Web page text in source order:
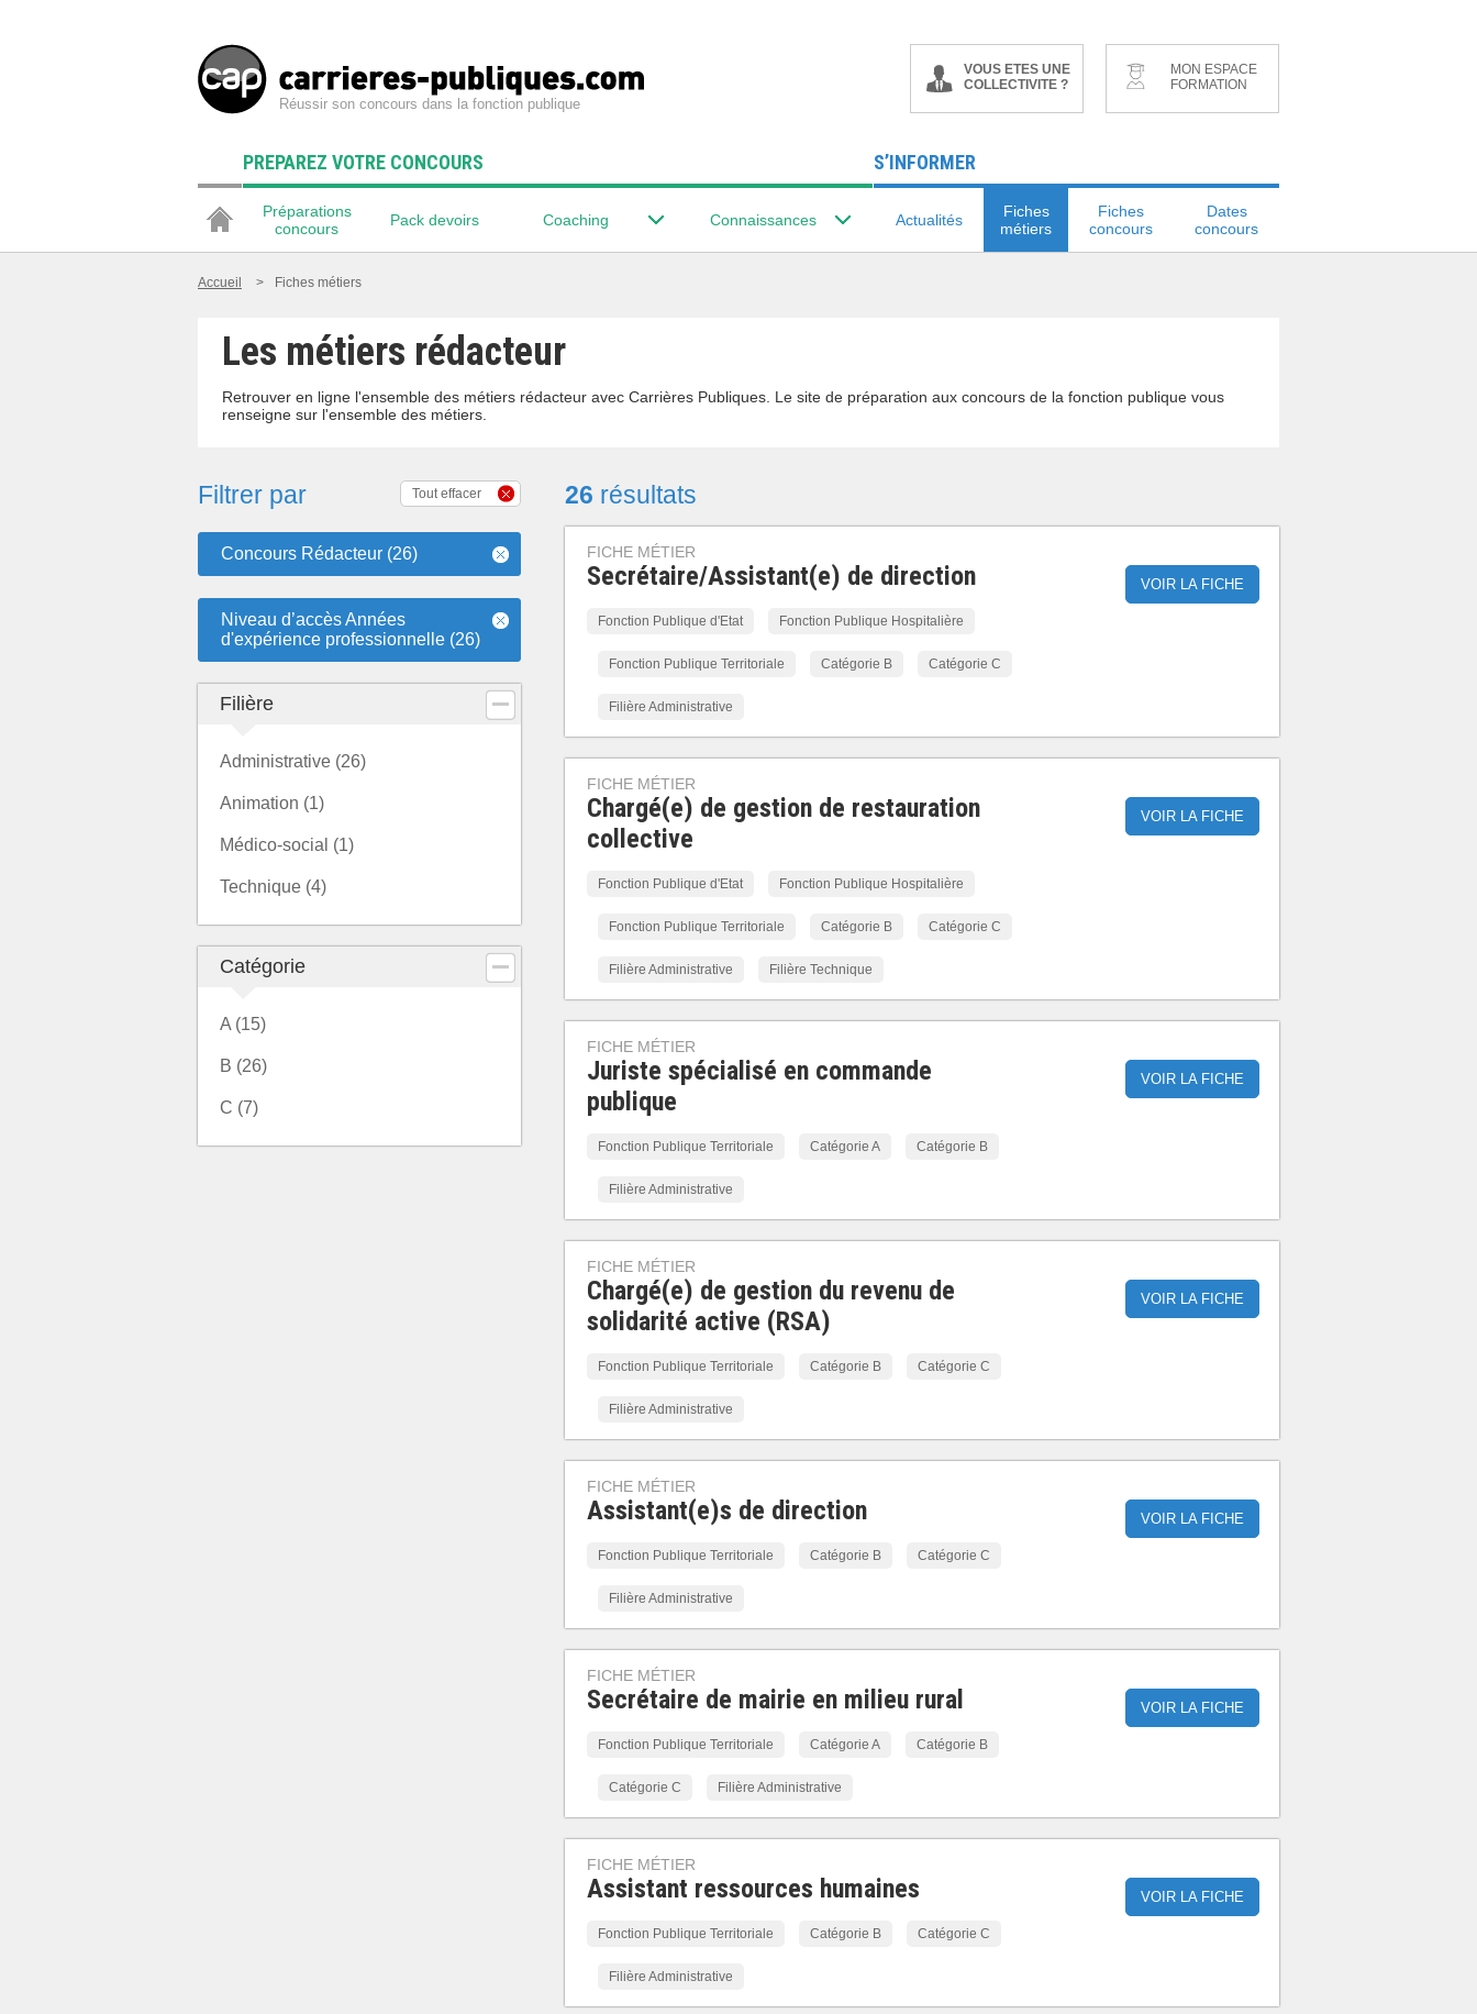
Réussir son concours dans la fonction publique
VOUS ETES UNE
COLLECTIVITE ?
MON ESPACE
FORMATION
PREPAREZ VOTRE CONCOURS
Préparations
concours
Pack devoirs Coaching Connaissances
S’INFORMER
Actualités
Fiches
métiers
Fiches
concours
Dates
concours
Accueil > Fiches métiers
Les métiers rédacteur
Retrouver en ligne l'ensemble des métiers rédacteur avec Carrières Publiques. Le site de préparation aux concours de la fonction publique vous
renseigne sur l'ensemble des métiers.
Filtrer par Tout effacer
Concours Rédacteur (26)
Niveau d’accès Années
d'expérience professionnelle (26)
Filière
Administrative (26)
Animation (1)
Médico-social (1)
Technique (4)
Catégorie
A (15)
B (26)
C (7)
26 résultats
FICHE MÉTIER
Secrétaire/Assistant(e) de direction
Fonction Publique d'Etat Fonction Publique Hospitalière
Fonction Publique Territoriale Catégorie B Catégorie C
Filière Administrative
VOIR LA FICHE
FICHE MÉTIER
Chargé(e) de gestion de restauration
collective
Fonction Publique d'Etat Fonction Publique Hospitalière
Fonction Publique Territoriale Catégorie B Catégorie C
Filière Administrative Filière Technique
VOIR LA FICHE
FICHE MÉTIER
Juriste spécialisé en commande
publique
Fonction Publique Territoriale Catégorie A Catégorie B
Filière Administrative
VOIR LA FICHE
FICHE MÉTIER
Chargé(e) de gestion du revenu de
solidarité active (RSA)
Fonction Publique Territoriale Catégorie B Catégorie C
Filière Administrative
VOIR LA FICHE
FICHE MÉTIER
Assistant(e)s de direction
Fonction Publique Territoriale Catégorie B Catégorie C
Filière Administrative
VOIR LA FICHE
FICHE MÉTIER
Secrétaire de mairie en milieu rural
Fonction Publique Territoriale Catégorie A Catégorie B
Catégorie C Filière Administrative
VOIR LA FICHE
FICHE MÉTIER
Assistant ressources humaines
Fonction Publique Territoriale Catégorie B Catégorie C
Filière Administrative
VOIR LA FICHE